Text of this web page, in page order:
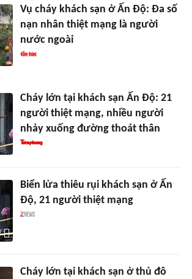
Vụ cháy khách sạn ở Ấn Độ: Đa số
nạn nhân thiệt mạng là người
nước ngoài
Cháy lớn tại khách sạn Ấn Độ: 21
người thiệt mạng, nhiều người
nhảy xuống đường thoát thân
Biển lửa thiêu rụi khách sạn ở Ấn
Độ, 21 người thiệt mạng
Cháy lớn tại khách sạn ở thủ đô